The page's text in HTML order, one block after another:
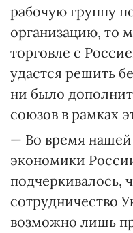
рабочую группу
организацию, то
торговле с
удастся решить
ни было
союзов в рамках
— Во время
экономики
подчеркивалось,
сотрудничество
возможно лишь